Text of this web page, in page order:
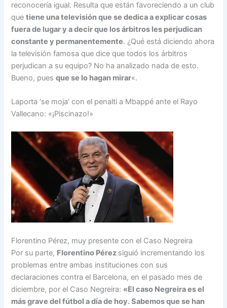
reconocería igual. Resulta que están favoreciendo a un club
quetiene una televisión que se dedica a explicar cosas
fuera de lugar y a decir que los árbitros les perjudican
constante y permanentemente. ¿Qué está diciendo ahora
la televisión famosa que dice que todos los árbitros
perjudican a su equipo? No ha analizado nada de esto.
Bueno, puesque se lo hagan mirar«.
Laporta ‘se moja’ con el penalti a Mbappé ante el Rayo
Vallecano: «¡Piscinazo!»
Florentino Pérez, muy presente con el Caso Negreira
Por su parte, Florentino Pérez siguió incrementando los
problemas entre ambas instituciones con sus
declaraciones contra el Barcelona, en el pasado mes de
diciembre, por el Caso Negreira: «El caso Negreira es el
más grave del fútbol a día de hoy. Sabemos que se han